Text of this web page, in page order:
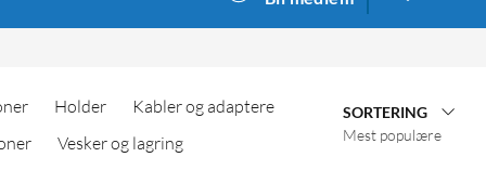
Holder
Kabler og adaptere
Vesker og lagring
SORTERING
Mest populære